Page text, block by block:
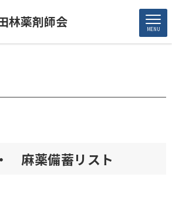
林薬剤師会 MENU
麻薬備蓄リスト